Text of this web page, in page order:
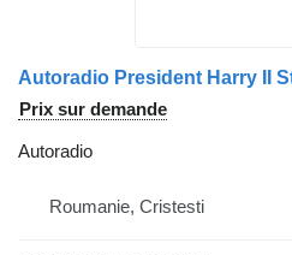
Prix sur demande
Autoradio
Roumanie, Cristesti